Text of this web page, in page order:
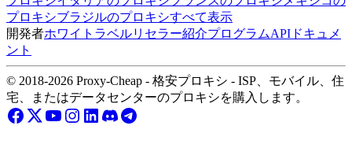
プロキシブラジルのプロキシすべて表示
開発者ホワイトラベルリセラー紹介プログラムAPIドキュメ
ント
© 2018-2026 Proxy-Cheap - 格安プロキシ - ISP、モバイル、住
宅、またはデータセンターのプロキシを購入します。